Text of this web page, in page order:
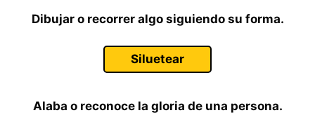
Dibujar o recorrer algo siguiendo su forma.
Siluetear
Alaba o reconoce la gloria de una persona.